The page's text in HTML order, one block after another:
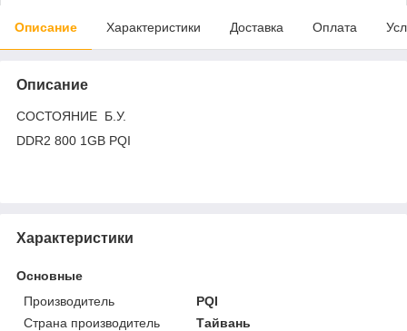
Описание Характеристики Доставка Оплата
Описание
СОСТОЯНИЕ Б.У.
DDR2 800 1GB PQI
Характеристики
Основные
Производитель
PQI
Страна производитель
Тайвань